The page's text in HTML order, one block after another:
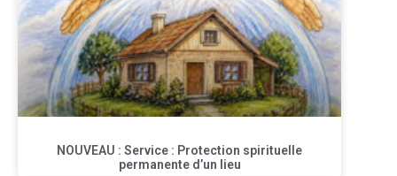
NOUVEAU : Service : Protection spirituelle
permanente d’un lieu